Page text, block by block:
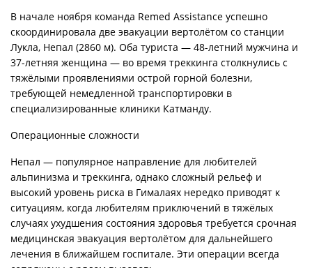
В начале ноября команда Remed Assistance успешно
скоординировала две эвакуации вертолётом со станции
Лукла, Непал (2860 м). Оба туриста — 48-летний мужчина и
37-летняя женщина — во время треккинга столкнулись с
тяжёлыми проявлениями острой горной болезни,
требующей немедленной транспортировки в
специализированные клиники Катманду.
Операционные сложности
Непал — популярное направление для любителей
альпинизма и треккинга, однако сложный рельеф и
высокий уровень риска в Гималаях нередко приводят к
ситуациям, когда любителям приключений в тяжёлых
случаях ухудшения состояния здоровья требуется срочная
медицинская эвакуация вертолётом для дальнейшего
лечения в ближайшем госпитале. Эти операции всегда